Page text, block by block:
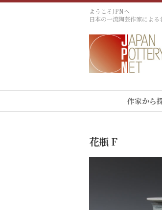
ようこそJPNへ
日本の一流陶芸作家による
作家から
花瓶 F